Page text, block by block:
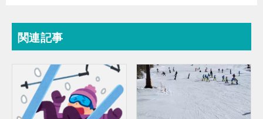
関連記事